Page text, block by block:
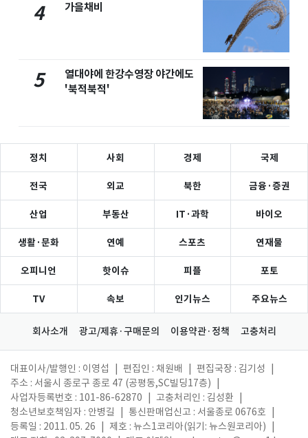
4 가을채비
5
열대야에 한강수영장 야간에도
'북적북적'
정치 사회 경제 국제
전국 외교 북한 금융·증권
산업 부동산 IT·과학 바이오
생활·문화 연예 스포츠 연재물
오피니언 핫이슈 피플 포토
TV 속보 인기뉴스 주요뉴스
회사소개 광고/제휴·구매문의 이용약관·정책 고충처리
대표이사/발행인 : 이영섭 편집인 : 채원배 편집국장 : 김기성
주소 : 서울시 종로구 종로 47 (공평동,SC빌딩17층)
사업자등록번호 : 101-86-62870
고충처리인 : 김성환
청소년보호책임자 : 안병길
통신판매업신고 : 서울종로 0676호
등록일 : 2011. 05. 26
제호 : 뉴스1코리아(읽기: 뉴스원코리아)